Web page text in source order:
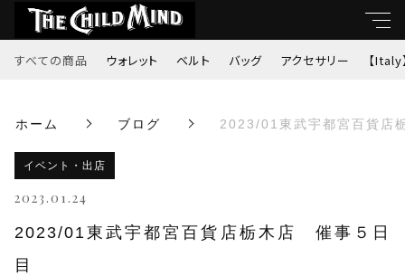
すべての商品 ウォレット ベルト バッグ アクセサリー 【Italy
ホーム ブログ 2023/01東武宇都宮百貨店
イベント・出店
2023.01.24
2023/01東武宇都宮百貨店栃木店 催事５日
目
すべて
ベルト
子カテゴリ